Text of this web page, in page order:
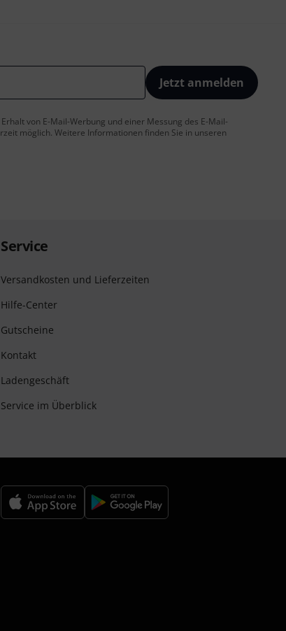
Jetzt anmelden
von E-Mail-Werbung und einer Messung des E-Mail-
möglich. Weitere Informationen finden Sie in unseren
Service
Versandkosten und Lieferzeiten
Hilfe-Center
Gutscheine
Kontakt
Ladengeschäft
Service im Überblick